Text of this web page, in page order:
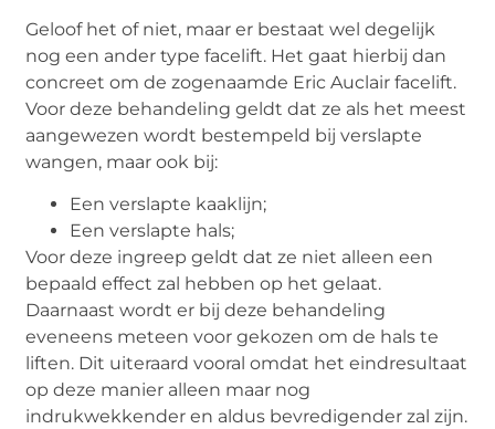
Geloof het of niet, maar er bestaat wel degelijk
nog een ander type facelift. Het gaat hierbij dan
concreet om de zogenaamde Eric Auclair facelift.
Voor deze behandeling geldt dat ze als het meest
aangewezen wordt bestempeld bij verslapte
wangen, maar ook bij:
Een verslapte kaaklijn;
Een verslapte hals;
Voor deze ingreep geldt dat ze niet alleen een
bepaald effect zal hebben op het gelaat.
Daarnaast wordt er bij deze behandeling
eveneens meteen voor gekozen om de hals te
liften. Dit uiteraard vooral omdat het eindresultaat
op deze manier alleen maar nog
indrukwekkender en aldus bevredigender zal zijn.